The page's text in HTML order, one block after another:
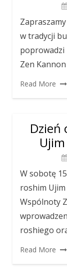
w tradycji
poprowadzi
Zen
Read More
Dzień
W sobotę
roshim
Wspólnoty
roshiego
Read More